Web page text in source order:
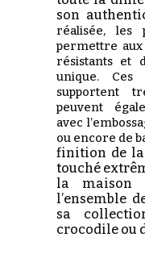
son
réalisée, les
permettre
résistants et
unique.
supportent
peuvent
avec
ou encore de
finition de
touché
la maison
l’ensemble
sa
crocodile ou